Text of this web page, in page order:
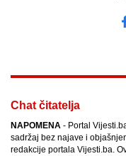
Chat čitatelja
NAPOMENA - Portal
sadržaj bez najave i
redakcije portala Vijesti.ba.